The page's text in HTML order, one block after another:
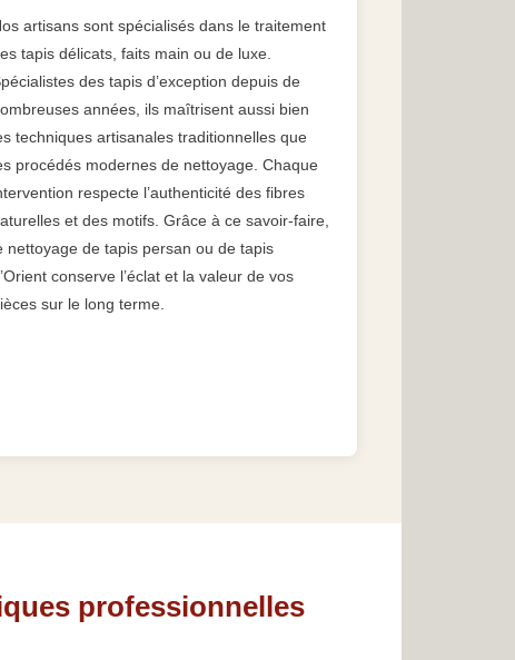
artisans sont spécialisés dans le traitement
tapis délicats, faits main ou de luxe.
des tapis d’exception depuis de
années, ils maîtrisent aussi bien
techniques artisanales traditionnelles que
procédés modernes de nettoyage. Chaque
respecte l’authenticité des fibres
et des motifs. Grâce à ce savoir-faire,
nettoyage de tapis persan ou de tapis
conserve l’éclat et la valeur de vos
sur le long terme.
professionnelles